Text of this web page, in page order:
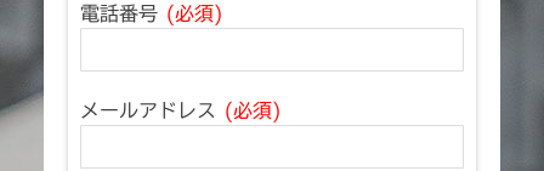
電話番号 (必須)
メールアドレス (必須)